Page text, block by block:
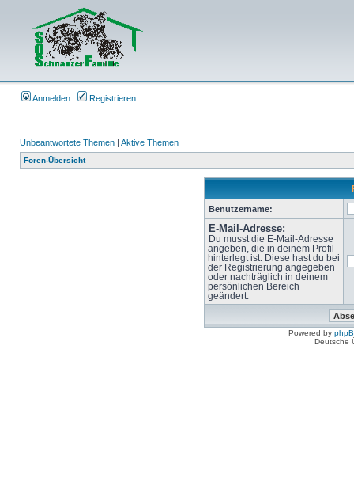
Anmelden Registrieren
Unbeantwortete Themen | Aktive Themen
Foren-Übersicht
Benutzername:
E-Mail-Adresse:
Du musst die E-Mail-Adresse
angeben, die in deinem Profil
hinterlegt ist. Diese hast du bei
der Registrierung angegeben
oder nachträglich in deinem
persönlichen Bereich
geändert.
Powered by
Deutsche